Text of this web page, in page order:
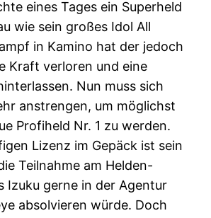
eines Tages ein Superheld
wie sein großes Idol All
in Kamino hat der jedoch
Kraft verloren und eine
Nun muss sich
anstrengen, um möglichst
Profiheld Nr. 1 zu werden.
Lizenz im Gepäck ist sein
Teilnahme am Helden-
Izuku gerne in der Agentur
absolvieren würde. Doch